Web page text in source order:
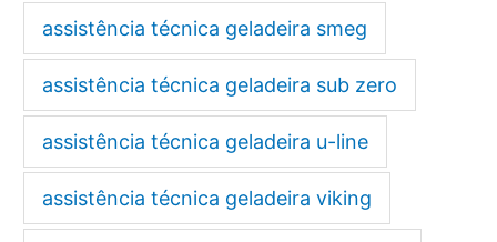
assistência técnica geladeira smeg
assistência técnica geladeira sub zero
assistência técnica geladeira u-line
assistência técnica geladeira viking